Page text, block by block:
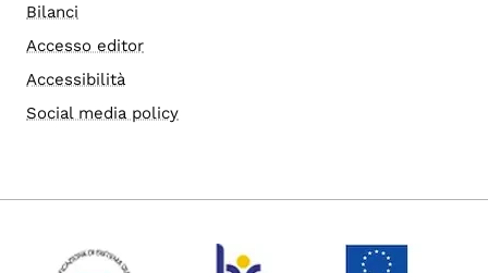
Bilanci
Accesso editor
Accessibilità
Social media policy